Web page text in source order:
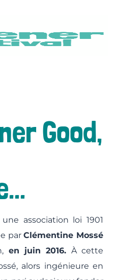
Good,
association loi 1901
parClémentine Mossé
en juin 2016. À cette
alors ingénieure en